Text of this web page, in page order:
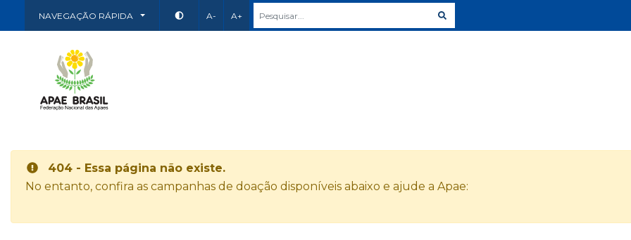
NAVEGAÇÃO RÁPIDA A- A+
404 - Essa página não existe.
No entanto, confira as campanhas de doação disponíveis abaixo e ajude a Apae: